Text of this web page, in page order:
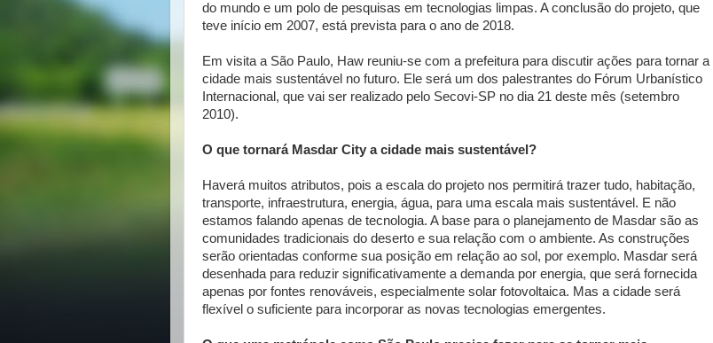
do mundo e um polo de pesquisas em tecnologias limpas. A conclusão do projeto, que
teve início em 2007, está prevista para o ano de 2018.
Em visita a São Paulo, Haw reuniu-se com a prefeitura para discutir ações para tornar a
cidade mais sustentável no futuro. Ele será um dos palestrantes do Fórum Urbanístico
Internacional, que vai ser realizado pelo Secovi-SP no dia 21 deste mês (setembro
2010).
O que tornará Masdar City a cidade mais sustentável?
Haverá muitos atributos, pois a escala do projeto nos permitirá trazer tudo, habitação,
transporte, infraestrutura, energia, água, para uma escala mais sustentável. E não
estamos falando apenas de tecnologia. A base para o planejamento de Masdar são as
comunidades tradicionais do deserto e sua relação com o ambiente. As construções
serão orientadas conforme sua posição em relação ao sol, por exemplo. Masdar será
desenhada para reduzir significativamente a demanda por energia, que será fornecida
apenas por fontes renováveis, especialmente solar fotovoltaica. Mas a cidade será
flexível o suficiente para incorporar as novas tecnologias emergentes.